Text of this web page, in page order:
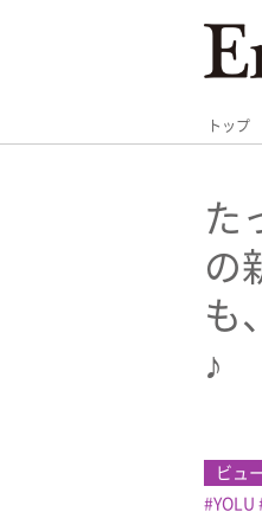
トップ
た
の
も
♪
ビュ
YOLU